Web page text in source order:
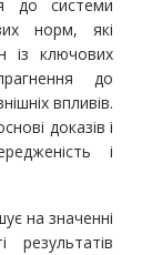
до системи
норм, які
із ключових
до
впливів.
доказів і
і
на значенні
результатів